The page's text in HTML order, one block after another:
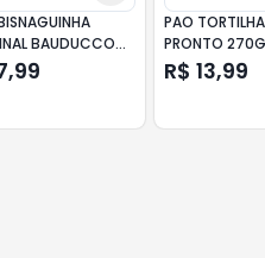
BAUDUCCO
260G
PAO
PRONTO
NUTRICAO
R$ 13,99